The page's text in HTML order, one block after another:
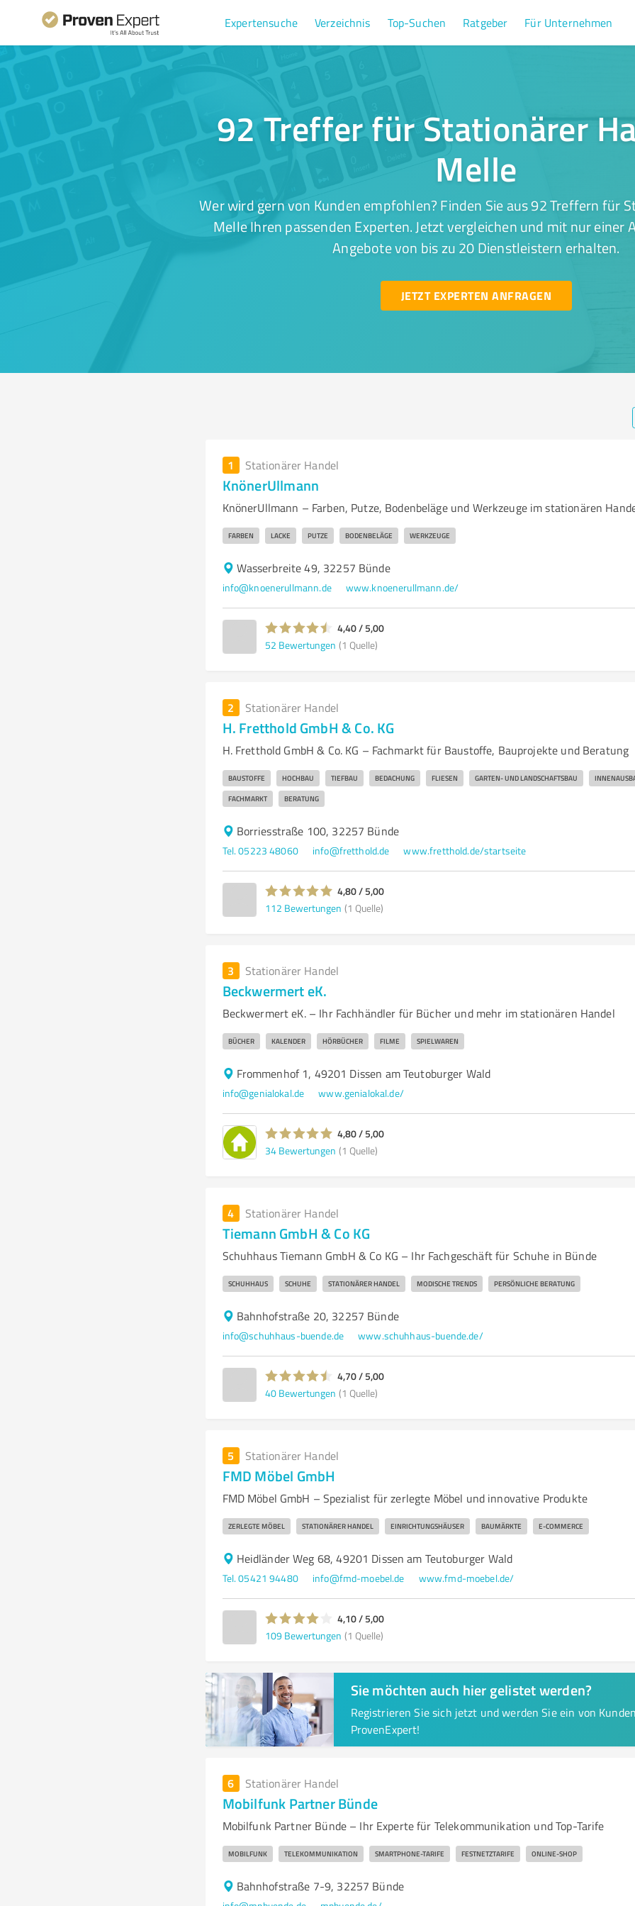
Expertensuche Verzeichnis Top-Suchen Ratgeber Für Unternehmen
92 Treffer für Stationärer
Melle
Wer wird gern von Kunden empfohlen? Finden Sie aus 92 Treffern für
Melle Ihren passenden Experten. Jetzt vergleichen und mit nur einer
Angebote von bis zu 20 Dienstleistern erhalten.
JETZT EXPERTEN ANFRAGEN
1 Stationärer Handel
KnönerUllmann
KnönerUllmann – Farben, Putze, Bodenbeläge und Werkzeuge im stationären
FARBEN LACKE PUTZE BODENBELÄGE WERKZEUGE
Wasserbreite 49, 32257 Bünde
info@knoenerullmann.de www.knoenerullmann.de/
4,40 / 5,00
52 Bewertungen (1 Quelle)
2 Stationärer Handel
H. Fretthold GmbH & Co. KG
H. Fretthold GmbH & Co. KG – Fachmarkt für Baustoffe, Bauprojekte und Beratung
BAUSTOFFE HOCHBAU TIEFBAU BEDACHUNG FLIESEN GARTEN- UND LANDSCHAFTSBAU
FACHMARKT BERATUNG
Borriesstraße 100, 32257 Bünde
Tel. 05223 48060 info@fretthold.de www.fretthold.de/startseite
4,80 / 5,00
112 Bewertungen (1 Quelle)
3 Stationärer Handel
Beckwermert eK.
Beckwermert eK. – Ihr Fachhändler für Bücher und mehr im stationären Handel
BÜCHER KALENDER HÖRBÜCHER FILME SPIELWAREN
Frommenhof 1, 49201 Dissen am Teutoburger Wald
info@genialokal.de www.genialokal.de/
4,80 / 5,00
34 Bewertungen (1 Quelle)
4 Stationärer Handel
Tiemann GmbH & Co KG
Schuhhaus Tiemann GmbH & Co KG – Ihr Fachgeschäft für Schuhe in Bünde
SCHUHHAUS SCHUHE STATIONÄRER HANDEL MODISCHE TRENDS PERSÖNLICHE BERATUNG
Bahnhofstraße 20, 32257 Bünde
info@schuhhaus-buende.de www.schuhhaus-buende.de/
4,70 / 5,00
40 Bewertungen (1 Quelle)
5 Stationärer Handel
FMD Möbel GmbH
FMD Möbel GmbH – Spezialist für zerlegte Möbel und innovative Produkte
ZERLEGTE MÖBEL STATIONÄRER HANDEL EINRICHTUNGSHÄUSER BAUMÄRKTE E-COMMERCE
Heidländer Weg 68, 49201 Dissen am Teutoburger Wald
Tel. 05421 94480 info@fmd-moebel.de www.fmd-moebel.de/
4,10 / 5,00
109 Bewertungen (1 Quelle)
Sie möchten auch hier gelistet werden?
Registrieren Sie sich jetzt und werden Sie ein von
ProvenExpert!
6 Stationärer Handel
Mobilfunk Partner Bünde
Mobilfunk Partner Bünde – Ihr Experte für Telekommunikation und Top-Tarife
MOBILFUNK TELEKOMMUNIKATION SMARTPHONE-TARIFE FESTNETZTARIFE ONLINE-SHOP
Bahnhofstraße 7-9, 32257 Bünde